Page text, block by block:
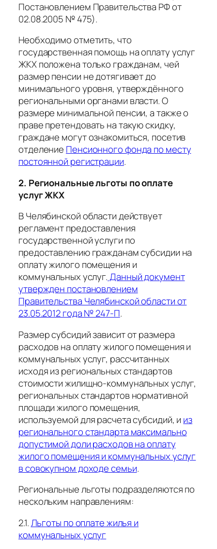
Постановлением Правительства РФ от
02.08.2005 № 475).
Необходимо отметить, что
государственная помощь на оплату услуг
ЖКХ положена только гражданам, чей
размер пенсии не дотягивает до
минимального уровня, утверждённого
региональными органами власти. О
размере минимальной пенсии, а также о
праве претендовать на такую скидку,
граждане могут ознакомиться, посетив
отделение Пенсионного фонда по месту
постоянной регистрации.
2. Региональные льготы по оплате
услуг ЖКХ
В Челябинской области действует
регламент предоставления
государственной услуги по
предоставлению гражданам субсидии на
оплату жилого помещения и
коммунальных услуг.Данный документ
утвержден постановлением
Правительства Челябинской области от
23.05.2012 года № 247-П.
Размер субсидий зависит от размера
расходов на оплату жилого помещения и
коммунальных услуг, рассчитанных
исходя из региональных стандартов
стоимости жилищно-коммунальных услуг,
региональных стандартов нормативной
площади жилого помещения,
используемой для расчета субсидий, и из
регионального стандарта максимально
допустимой доли расходов на оплату
жилого помещения и коммунальных услуг
в совокупном доходе семьи.
Региональные льготы подразделяются по
нескольким направлениям:
2.1.Льготы по оплате жилья и
коммунальных услуг